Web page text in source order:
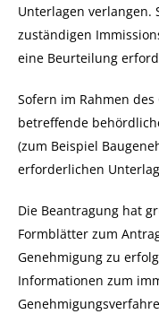
Unterlagen verlangen.
zuständigen
eine Beurteilung
Sofern im Rahmen
betreffende
(zum Beispiel
erforderlichen
Die Beantragung hat
Formblätter zum
Genehmigung zu
Informationen zum